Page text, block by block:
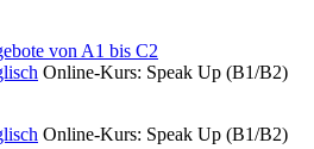
von A1 bis C2
Online-Kurs: Speak Up (B1/B2)
Online-Kurs: Speak Up (B1/B2)